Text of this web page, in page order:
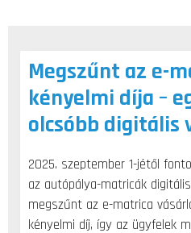
Megszűnt az e-
kényelmi díja –
olcsóbb digitális
2025. szeptember 1-jétől
az autópálya-matricák
megszűnt az e-matrica
kényelmi díj, így az ügyfelek